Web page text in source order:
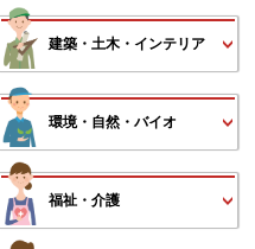
建築・土木・インテリア
環境・自然・バイオ
福祉・介護